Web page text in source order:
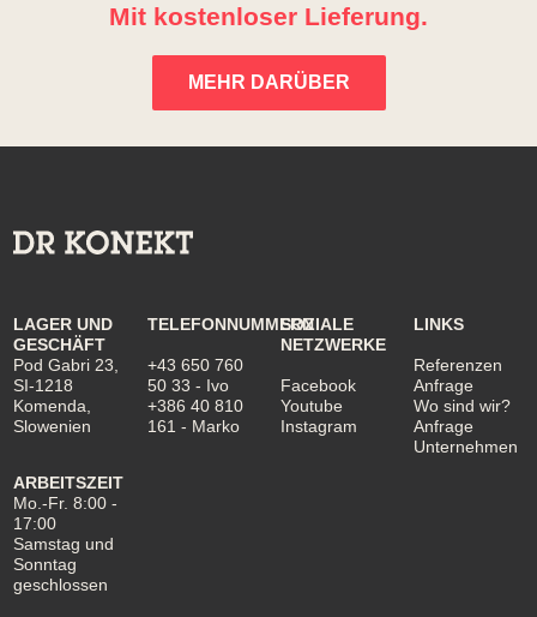
Mit kostenloser Lieferung.
MEHR DARÜBER
LAGER UND
GESCHÄFT
Pod Gabri 23,
SI-1218
Komenda,
Slowenien
ARBEITSZEIT
Mo.-Fr. 8:00 -
17:00
Samstag und
Sonntag
geschlossen
TELEFONNUMMERN
+43 650 760
50 33 - Ivo
+386 40 810
161 - Marko
SOZIALE
NETZWERKE
Facebook
Youtube
Instagram
LINKS
Referenzen
Anfrage
Wo sind wir?
Anfrage
Unternehmen